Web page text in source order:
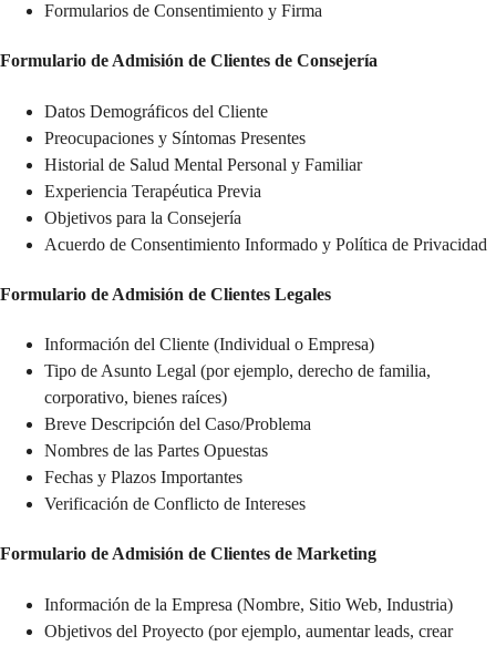
Formularios de Consentimiento y Firma
Formulario de Admisión de Clientes de Consejería
Datos Demográficos del Cliente
Preocupaciones y Síntomas Presentes
Historial de Salud Mental Personal y Familiar
Experiencia Terapéutica Previa
Objetivos para la Consejería
Acuerdo de Consentimiento Informado y Política de Privacidad
Formulario de Admisión de Clientes Legales
Información del Cliente (Individual o Empresa)
Tipo de Asunto Legal (por ejemplo, derecho de familia,
corporativo, bienes raíces)
Breve Descripción del Caso/Problema
Nombres de las Partes Opuestas
Fechas y Plazos Importantes
Verificación de Conflicto de Intereses
Formulario de Admisión de Clientes de Marketing
Información de la Empresa (Nombre, Sitio Web, Industria)
Objetivos del Proyecto (por ejemplo, aumentar leads, crear